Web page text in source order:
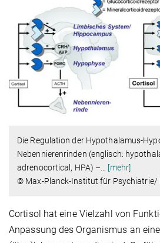
Die Regulation der Hypothalamus-
Nebennierenrinden (englisch:
adrenocortical, HPA) –
[mehr]
© Max-Planck-Institut für Psychiatrie/
Cortisol hat eine Vielzahl von
Anpassung des Organismus an